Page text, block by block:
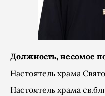
Должность, несомое
Настоятель храма
Настоятель храма